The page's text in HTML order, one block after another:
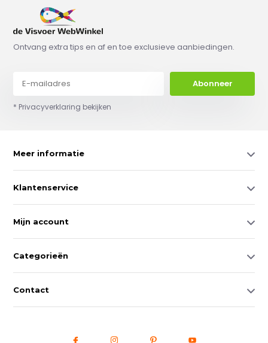
Ontvang extra tips en af en toe exclusieve aanbiedingen.
Abonneer
* Privacyverklaring bekijken
Meer informatie
Klantenservice
Mijn account
Categorieën
Contact